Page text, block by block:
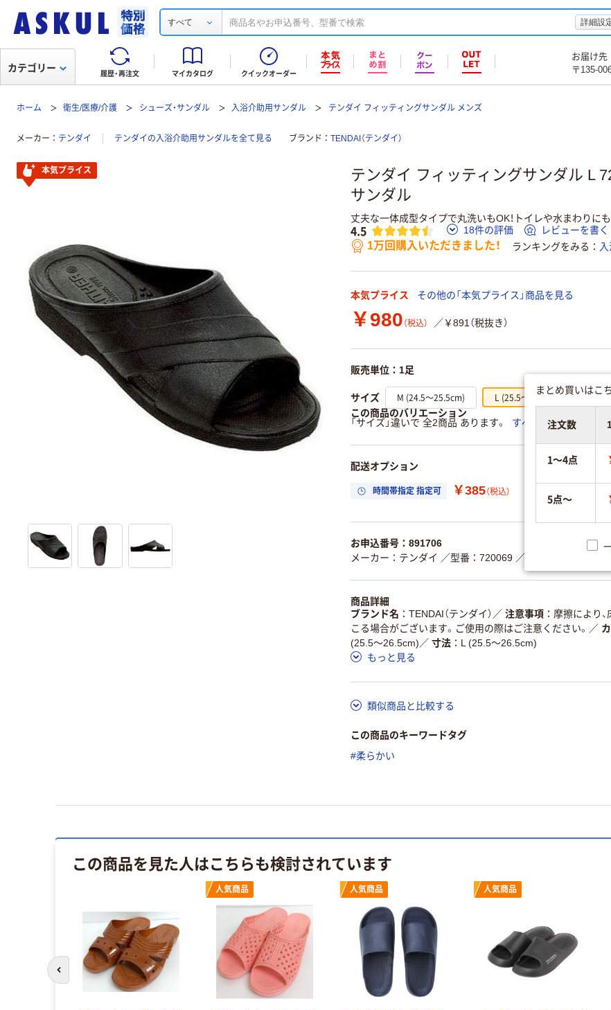
すべて 詳細設
履歴・再注文 マイカタログ クイックオーダー
お届け先
〒135-
カテゴリー
ホーム 衛生/医療/介護 シューズ・サンダル 入浴介助用サンダル テンダイ フィッティングサンダル メンズ
メーカー テンダイ テンダイの入浴介助用サンダルを全て見る ブランド TENDAI（テンダイ）
テンダイ フィッティングサンダル L
サンダル
丈夫な一体成型タイプで丸洗いもOK！トイレや水まわりにも
4.5 18件の評価 レビューを書く
1万回購入いただきました！ ランキングをみる
本気プライス その他の「本気プライス」商品を見る
￥980 （税込） ／￥891（税抜き）
販売単位：1足
サイズ M (24.5～25.5cm) L (25.5～26.5cm)
この商品のバリエーション
「サイズ」違いで 全2商品 あります。
すべてのバリエーシ
配送オプション
時間帯指定 指定可 ￥385（税込）
お申込番号：891706
メーカー：テンダイ ／型番：720069 ／JANコード：
商品詳細
ブランド名
TENDAI（テンダイ） ／ 注意事項
摩擦により
こる場合がございます。ご使用の際はご注意ください。 ／
(25.5～26.5cm) ／ 寸法
L (25.5～26.5cm)
もっと見る
類似商品と比較する
この商品のキーワードタグ
#柔らかい
本気プライス
まとめ買いはこち
注文数
1～4点
5点～
この商品を見た人はこちらも検討されています
人気商品 人気商品 人気商品
前のスライドへ